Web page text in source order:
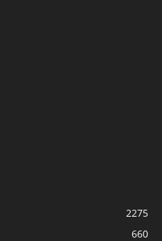
2275
660